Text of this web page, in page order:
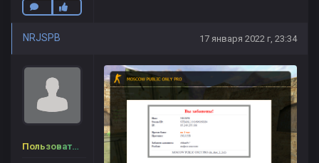
NRJSPB 17 января 2022 г, 23:34
Пользователь